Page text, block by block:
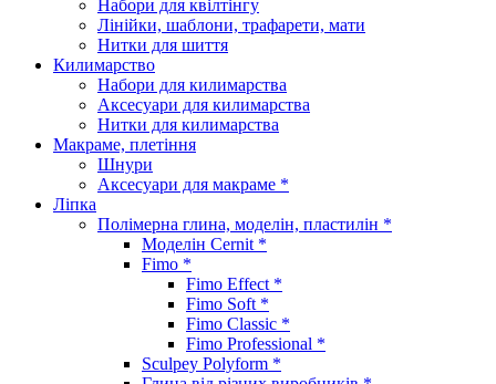
Набори для квілтінгу
Лінійки, шаблони, трафарети, мати
Нитки для шиття
Килимарство
Набори для килимарства
Аксесуари для килимарства
Нитки для килимарства
Макраме, плетіння
Шнури
Аксесуари для макраме *
Ліпка
Полімерна глина, моделін, пластилін *
Моделін Cernit *
Fimo *
Fimo Effect *
Fimo Soft *
Fimo Classic *
Fimo Professional *
Sculpey Polyform *